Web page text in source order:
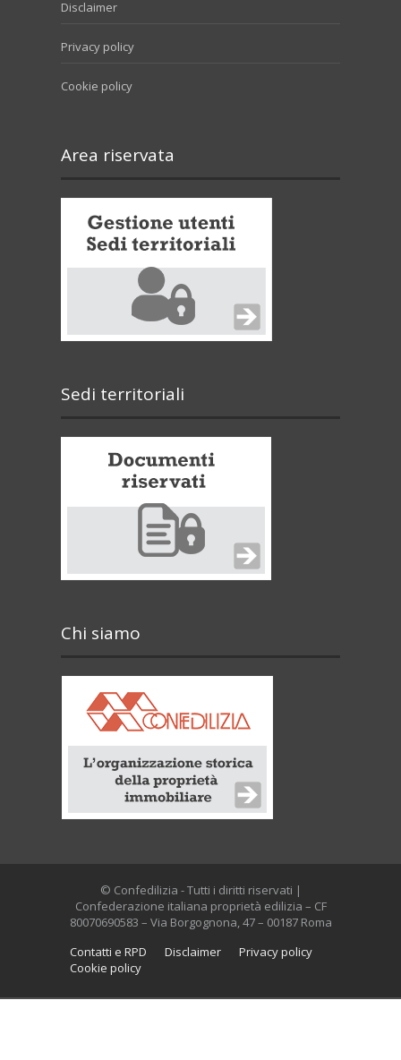
Disclaimer
Privacy policy
Cookie policy
Area riservata
Sedi territoriali
Chi siamo
© Confedilizia - Tutti i diritti riservati |
Confederazione italiana proprietà edilizia – CF
80070690583 – Via Borgognona, 47 – 00187 Roma
Contatti e RPD
Disclaimer
Privacy policy
Cookie policy